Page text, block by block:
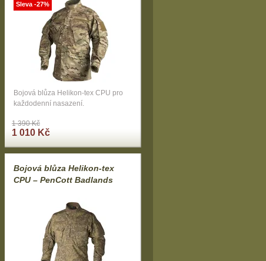
Bojová blůza Helikon-tex CPU pro
každodenní nasazení.
1 390 Kč
1 010 Kč
Sleva -27%
Bojová blůza Helikon-tex
CPU – PenCott Badlands